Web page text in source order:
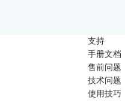
怎么给程序脱壳”展开，从理
操作方法，帮助你掌握应对加壳
支持
手册文档
售前问题
技术问题
使用技巧